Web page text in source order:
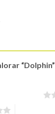
“Dolphin”